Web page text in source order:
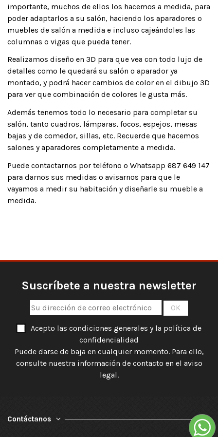
importante, muchos de ellos los hacemos a medida, para
poder adaptarlos a su salón, haciendo los aparadores o
muebles de salón a medida e incluso cajeándoles las
columnas o vigas que pueda tener.
Realizamos diseño en 3D para que vea con todo lujo de
detalles como le quedará su salón o aparador ya
montado, y podrá hacer cambios de color en el dibujo 3D
para ver que combinación de colores le gusta más.
Además tenemos todo lo necesario para completar su
salón, tanto cuadros, lámparas, focos, espejos, mesas
bajas y de comedor, sillas, etc. Recuerde que hacemos
salones y aparadores completamente a medida.
Puede contactarnos por teléfono o Whatsapp 687 649 147
para darnos sus medidas o avisarnos para que le
vayamos a medir su habitación y diseñarle su mueble a
medida.
Suscríbete a nuestra newsletter
Acepto las condiciones generales y la política de
confidencialidad
Puede darse de baja en cualquier momento. Para ello,
consulte nuestra información de contacto en el aviso
legal.
Contáctanos